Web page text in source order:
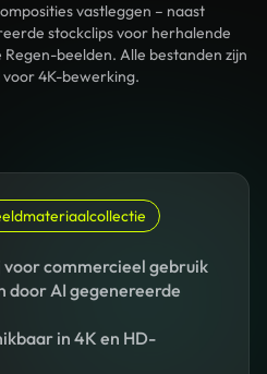
vastleggen – naast
stockclips voor herhalende
beelden. Alle bestanden zijn
4K-bewerking.
commercieel gebruik
door AI gegenereerde
in 4K en HD-